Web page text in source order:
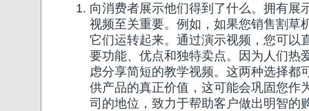
向消费者展示他们得到了什么。拥有展
视频至关重要。例如，如果您销售割草
它们运转起来。通过演示视频，您可以
要功能、优点和独特卖点。因为人们热
虑分享简短的教学视频。这两种选择都
供产品的真正价值，这可能会巩固您作
司的地位，致力于帮助客户做出明智的